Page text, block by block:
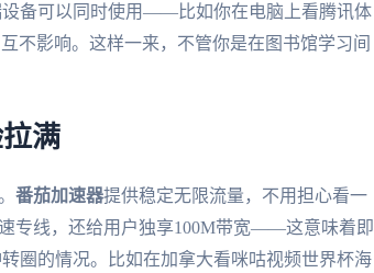
设备可以同时使用——比如你在电脑上看腾讯体
不影响。这样一来，不管你是在图书馆学习间
满
番茄加速器提供稳定无限流量，不用担心看一
专线，还给用户独享100M带宽——这意味着即
圈的情况。比如在加拿大看咪咕视频世界杯海